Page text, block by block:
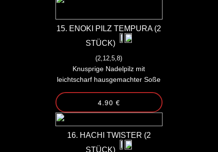
15. ENOKI PILZ TEMPURA (2
STÜCK)
(2,12,5,8)
Knusprige Nadelpilz mit
leichtscharf hausgemachter Soße
4.90 €
16. HACHI TWISTER (2
STÜCK)